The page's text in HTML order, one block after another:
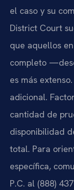
el caso y su
District Court
que aquellos
completo
es más
adicional.
cantidad de
disponibilidad
total. Para
específica,
P.C. al (888)